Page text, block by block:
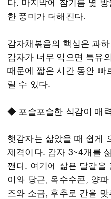
한 풍미가 더해진다.
감자채볶음의 핵심은 과
감자가 너무 익으면 특유
때문에 짧은 시간 동안 빠
릴 수 있다.
◆ 포슬포슬한 식감이 매력
햇감자는 삶았을 때 쉽게
제격이다. 감자 3~4개를
깬다. 여기에 삶은 달걀을
이와 당근, 옥수수콘, 양
즈와 소금, 후추로 간을